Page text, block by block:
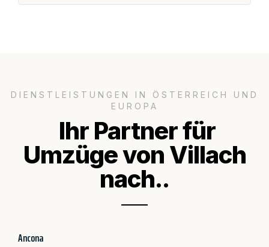
DIENSTLEISTUNGEN IN ÖSTERREICH UND
EUROPA
Ihr Partner für
Umzüge von Villach
nach..
Ancona